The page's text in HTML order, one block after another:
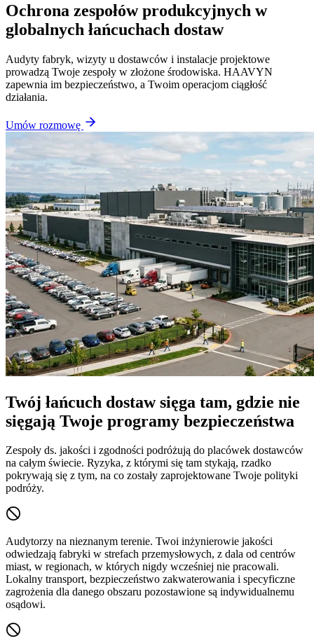
Ochrona zespołów produkcyjnych w
globalnych łańcuchach dostaw
Audyty fabryk, wizyty u dostawców i instalacje projektowe
prowadzą Twoje zespoły w złożone środowiska. HAAVYN
zapewnia im bezpieczeństwo, a Twoim operacjom ciągłość
działania.
Umów rozmowę
Twój łańcuch dostaw sięga tam, gdzie nie
sięgają Twoje programy bezpieczeństwa
Zespoły ds. jakości i zgodności podróżują do placówek dostawców
na całym świecie. Ryzyka, z którymi się tam stykają, rzadko
pokrywają się z tym, na co zostały zaprojektowane Twoje polityki
podróży.
Audytorzy na nieznanym terenie. Twoi inżynierowie jakości
odwiedzają fabryki w strefach przemysłowych, z dala od centrów
miast, w regionach, w których nigdy wcześniej nie pracowali.
Lokalny transport, bezpieczeństwo zakwaterowania i specyficzne
zagrożenia dla danego obszaru pozostawione są indywidualnemu
osądowi.